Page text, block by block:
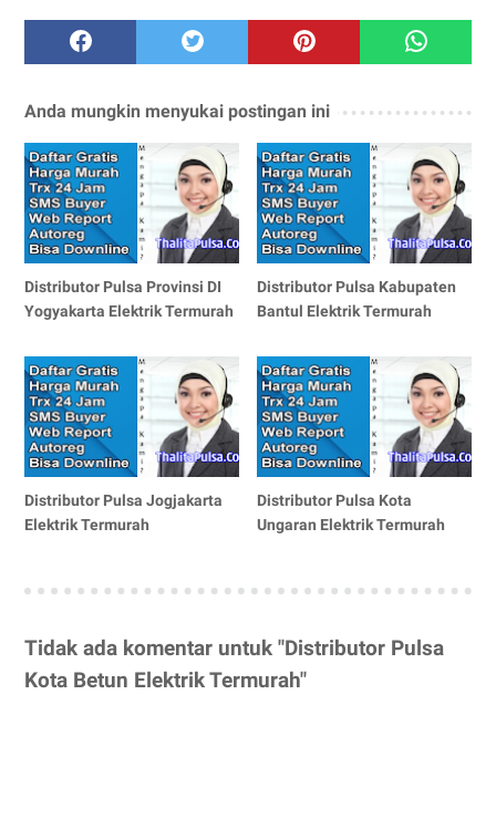
Anda mungkin menyukai postingan ini
Distributor Pulsa Provinsi DI
Yogyakarta Elektrik Termurah
Distributor Pulsa Kabupaten
Bantul Elektrik Termurah
Distributor Pulsa Jogjakarta
Elektrik Termurah
Distributor Pulsa Kota
Ungaran Elektrik Termurah
Tidak ada komentar untuk "Distributor Pulsa
Kota Betun Elektrik Termurah"